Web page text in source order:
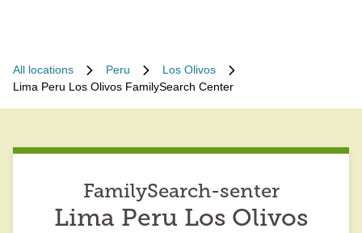
All locations Peru
Los Olivos
Lima Peru Los Olivos FamilySearch Center
FamilySearch-senter
Lima Peru Los Olivos